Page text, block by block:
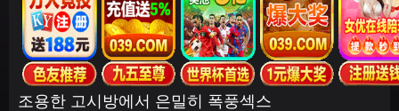
조용한 고시방에서 은밀히 폭풍섹스